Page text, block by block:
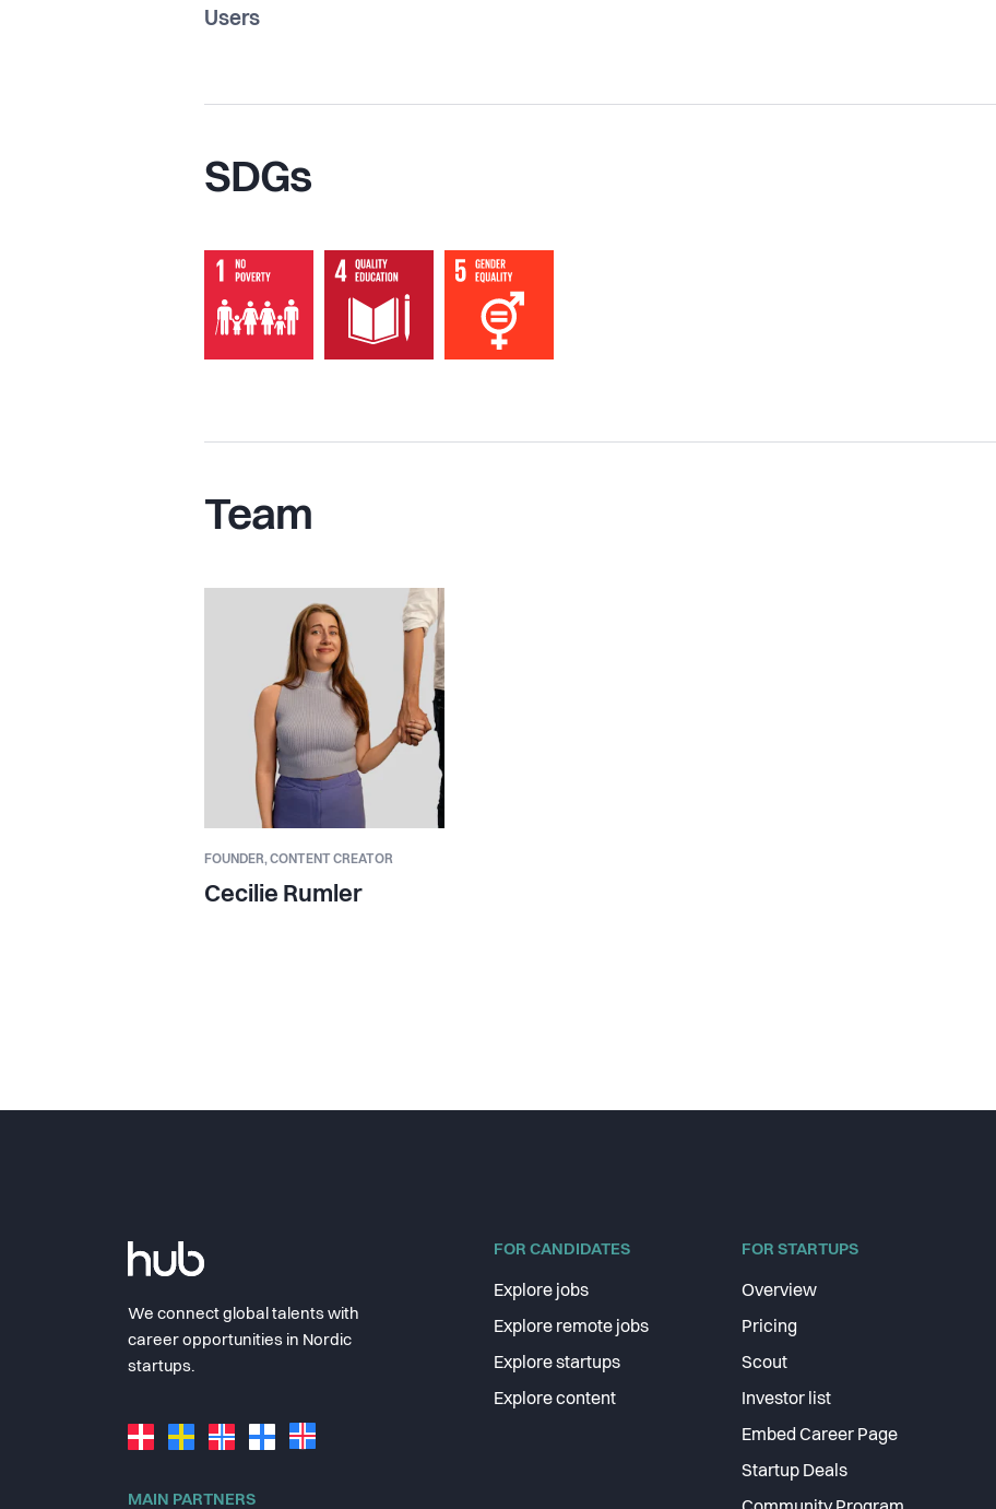
Users
SDGs
Team
FOUNDER,CONTENT CREATOR
Cecilie Rumler
We connect global talents with
career opportunities in Nordic
startups.
MAIN PARTNERS
FOR CANDIDATES
Explore jobs
Explore remote jobs
Explore startups
Explore content
FOR STARTUPS
Overview
Pricing
Scout
Investor list
Embed Career Page
Startup Deals